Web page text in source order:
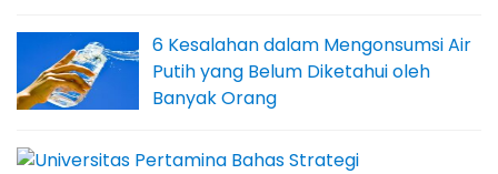
6 Kesalahan dalam Mengonsumsi Air
Putih yang Belum Diketahui oleh
Banyak Orang